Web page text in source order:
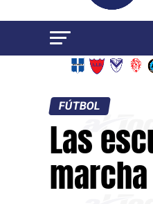
FÚTBOL
Las
marcha